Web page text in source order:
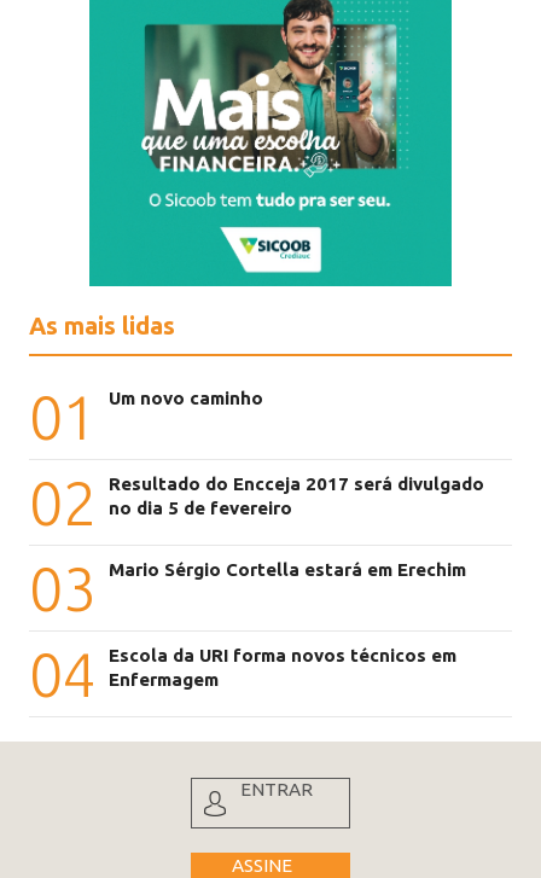
As mais lidas
01 Um novo caminho
02
Resultado do Encceja 2017 será divulgado
no dia 5 de fevereiro
03 Mario Sérgio Cortella estará em Erechim
04
Escola da URI forma novos técnicos em
Enfermagem
ENTRAR
ASSINE